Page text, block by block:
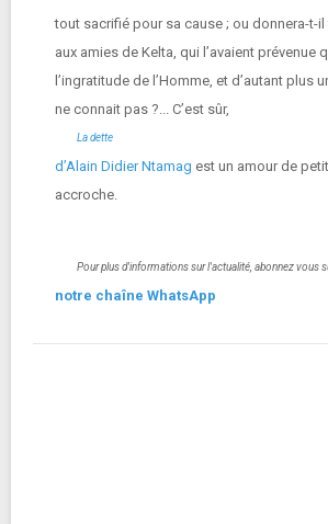
tout sacrifié pour sa cause ; ou donnera-t-
aux amies de Kelta, qui l’avaient prévenue
l’ingratitude de l’Homme, et d’autant plus
ne connait pas ?... C’est sûr,
La dette
d’Alain Didier Ntamag est un amour de
accroche.
Pour plus d'informations sur l'actualité, abonnez vous
notre chaîne WhatsApp